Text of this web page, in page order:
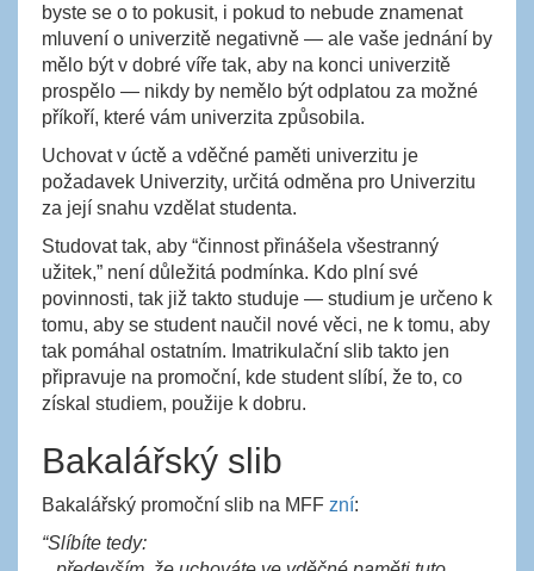
byste se o to pokusit, i pokud to nebude znamenat
mluvení o univerzitě negativně — ale vaše jednání by
mělo být v dobré víře tak, aby na konci univerzitě
prospělo — nikdy by nemělo být odplatou za možné
příkoří, které vám univerzita způsobila.
Uchovat v úctě a vděčné paměti univerzitu je
požadavek Univerzity, určitá odměna pro Univerzitu
za její snahu vzdělat studenta.
Studovat tak, aby “činnost přinášela všestranný
užitek,” není důležitá podmínka. Kdo plní své
povinnosti, tak již takto studuje — studium je určeno k
tomu, aby se student naučil nové věci, ne k tomu, aby
tak pomáhal ostatním. Imatrikulační slib takto jen
připravuje na promoční, kde student slíbí, že to, co
získal studiem, použije k dobru.
Bakalářský slib
Bakalářský promoční slib na MFF zní:
“Slíbíte tedy: